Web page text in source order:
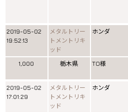
2019-05-02
19:52:13
メタルトリー
トメントリキ
ッド
ホンダ
1,000 栃木県 TO様
2019-05-02
17:01:29
メタルトリー
トメントリキ
ッド
ホンダ